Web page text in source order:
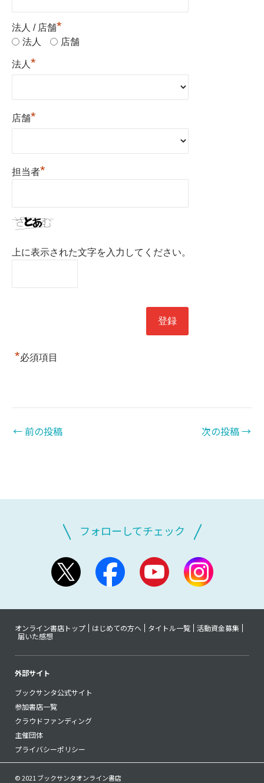
法人 / 店舗*
法人 店舗
法人 *
店舗*
担当者*
上に表示された文字を入力してください。
*必須項目
←前の投稿 次の投稿→
フォローしてチェック
オンライン書店トップ はじめての方へ タイトル一覧
活動資金募集
届いた感想
外部サイト
ブックサンタ公式サイト
参加書店一覧
クラウドファンディング
主催団体
プライバシーポリシー
© 2021 ブックサンタオンライン書店